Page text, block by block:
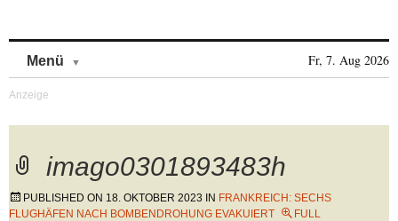
Menü Fr, 7. Aug 2026
imago0301893483h
PUBLISHED ON 18. OKTOBER 2023 IN FRANKREICH: SECHS
FLUGHÄFEN NACH BOMBENDROHUNG EVAKUIERT
FULL